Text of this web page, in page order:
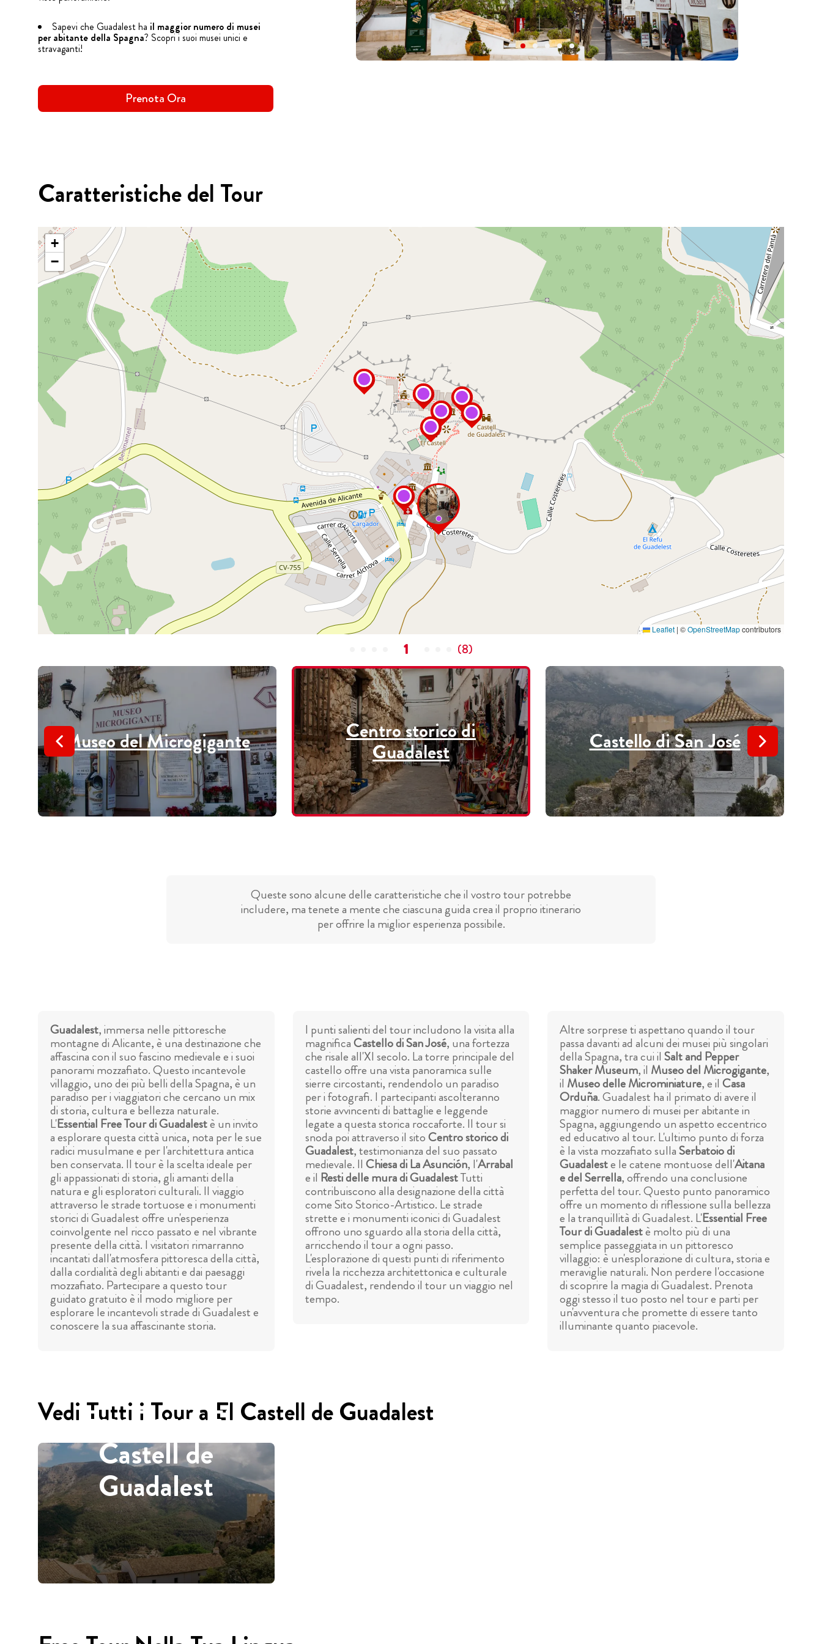
Sapevi che Guadalest ha il maggior numero di musei
per abitante della Spagna? Scopri i suoi musei unici e
stravaganti!
Prenota Ora
Caratteristiche del Tour
+
−
Leaflet | ©OpenStreetMapcontributors
1 (8)
Museo del Microgigante Centro storico di
Guadalest Castello di San José
Queste sono alcune delle caratteristiche che il vostro tour potrebbe
includere, ma tenete a mente che ciascuna guida crea il proprio itinerario
per offrire la miglior esperienza possibile.
Guadalest, immersa nelle pittoresche
montagne di Alicante, è una destinazione che
affascina con il suo fascino medievale e i suoi
panorami mozzafiato. Questo incantevole
villaggio, uno dei più belli della Spagna, è un
paradiso per i viaggiatori che cercano un mix
di storia, cultura e bellezza naturale.
L'Essential Free Tour di Guadalestè un invito
a esplorare questa città unica, nota per le sue
radici musulmane e per l'architettura antica
ben conservata. Il tour è la scelta ideale per
gli appassionati di storia, gli amanti della
natura e gli esploratori culturali. Il viaggio
attraverso le strade tortuose e i monumenti
storici di Guadalest offre un'esperienza
coinvolgente nel ricco passato e nel vibrante
presente della città. I visitatori rimarranno
incantati dall'atmosfera pittoresca della città,
dalla cordialità degli abitanti e dai paesaggi
mozzafiato. Partecipare a questo tour
guidato gratuito è il modo migliore per
esplorare le incantevoli strade di Guadalest e
conoscere la sua affascinante storia.
I punti salienti del tour includono la visita alla
magnificaCastello di San José, una fortezza
che risale all'XI secolo. La torre principale del
castello offre una vista panoramica sulle
sierre circostanti, rendendolo un paradiso
per i fotografi. I partecipanti ascolteranno
storie avvincenti di battaglie e leggende
legate a questa storica roccaforte. Il tour si
snoda poi attraverso il sitoCentro storico di
Guadalest, testimonianza del suo passato
medievale. Il Chiesa di La Asunción, l'Arrabal
e il Resti delle mura di GuadalestTutti
contribuiscono alla designazione della città
come Sito Storico-Artistico. Le strade
strette e i monumenti iconici di Guadalest
offrono uno sguardo alla storia della città,
arricchendo il tour a ogni passo.
L'esplorazione di questi punti di riferimento
rivela la ricchezza architettonica e culturale
di Guadalest, rendendo il tour un viaggio nel
tempo.
Altre sorprese ti aspettano quando il tour
passa davanti ad alcuni dei musei più singolari
della Spagna, tra cui ilSalt and Pepper
Shaker Museum, il Museo del Microgigante,
il Museo delle Microminiature, e ilCasa
Orduña. Guadalest ha il primato di avere il
maggior numero di musei per abitante in
Spagna, aggiungendo un aspetto eccentrico
ed educativo al tour. L'ultimo punto di forza
è la vista mozzafiato sullaSerbatoio di
Guadaleste le catene montuose dell'Aitana
e del Serrella, offrendo una conclusione
perfetta del tour. Questo punto panoramico
offre un momento di riflessione sulla bellezza
e la tranquillità di Guadalest. L'Essential Free
Tour di Guadalestè molto più di una
semplice passeggiata in un pittoresco
villaggio: è un'esplorazione di cultura, storia e
meraviglie naturali. Non perdere l'occasione
di scoprire la magia di Guadalest. Prenota
oggi stesso il tuo posto nel tour e parti per
un'avventura che promette di essere tanto
illuminante quanto piacevole.
Vedi Tutti i Tour a El Castell de Guadalest
Free Tours El
Castell de
Guadalest